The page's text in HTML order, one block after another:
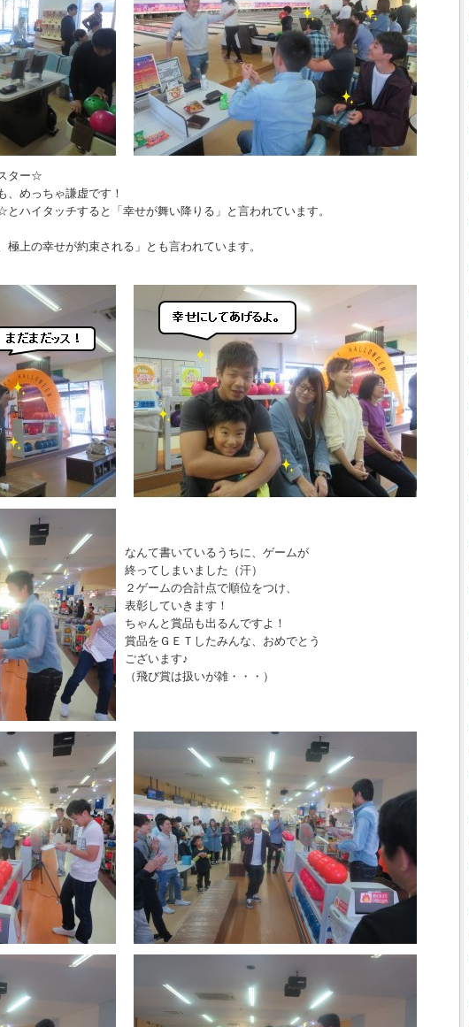
ター☆
、めっちゃ謙虚です！
ハイタッチすると「幸せが舞い降りる」と言われています。
上の幸せが約束される」とも言われています。
なんて書いているうちに、ゲームが
終ってしまいました（汗）
２ゲームの合計点で順位をつけ、
表彰していきます！
ちゃんと賞品も出るんですよ！
賞品をＧＥＴしたみんな、おめでとう
ございます♪
（飛び賞は扱いが雑・・・）